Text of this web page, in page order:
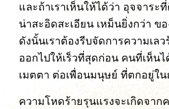
และถ้าเราเห็นให้ได้ว่า อุจจาร
น่าสะอิดสะเอียน เหม็นยิ่งกว่า ข
ดังนั้นเราต้องรีบจัดการความเล
ออกไปให้เร็วที่สุดก่อน คนที่เห็น
เมตตา ต่อเพื่อนมนุษย์ ที่ตกอยู่ใ
ความโหดร้ายรุนแรงจะเกิดจา